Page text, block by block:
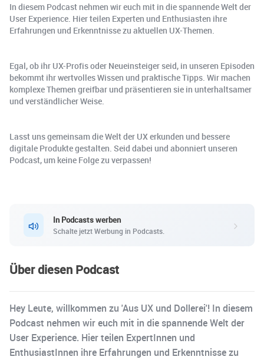
In diesem Podcast nehmen wir euch mit in die spannende Welt der
User Experience. Hier teilen Experten und Enthusiasten ihre
Erfahrungen und Erkenntnisse zu aktuellen UX-Themen.
Egal, ob ihr UX-Profis oder Neueinsteiger seid, in unseren Episoden
bekommt ihr wertvolles Wissen und praktische Tipps. Wir machen
komplexe Themen greifbar und präsentieren sie in unterhaltsamer
und verständlicher Weise.
Lasst uns gemeinsam die Welt der UX erkunden und bessere
digitale Produkte gestalten. Seid dabei und abonniert unseren
Podcast, um keine Folge zu verpassen!
In Podcasts werben
Schalte jetzt Werbung in Podcasts.
Über diesen Podcast
Hey Leute, willkommen zu 'Aus UX und Dollerei'! In diesem
Podcast nehmen wir euch mit in die spannende Welt der
User Experience. Hier teilen ExpertInnen und
EnthusiastInnen ihre Erfahrungen und Erkenntnisse zu